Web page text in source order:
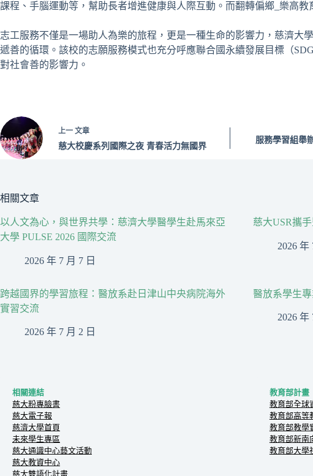
課程、手腦運動等，幫助長者增進健康與人際互動。而翻轉偏鄉 樂高教
志工服務不僅是一場助人為樂的旅程，更是一種生命的影響力，慈濟
遞善的循環。該校的志願服務模式也充分呼應聯合國永續發展目標（
對社會善的影響力。
上一 文章
慈大校慶系列國際之夜 青春活力無國界
服務學習組舉
相關文章
以人文為心，與世界共學：慈濟大學醫學生赴馬來亞
大學 PULSE 2026 國際交流
2026 年 7 月 7 日
慈大USR攜
2026 年
跨越國界的學習旅程：醫放系赴日津山中央病院海外
實習交流
2026 年 7 月 2 日
醫放系學生
2026 年
相關連結
慈大粉專臉書
慈大電子報
慈濟大學首頁
未來學生專區
慈大通識中心藝文活動
慈大教資中心
慈大雙語化計畫
教育部計畫
教育部全球
教育部高等
教育部教學
教育部新南
教育部大學